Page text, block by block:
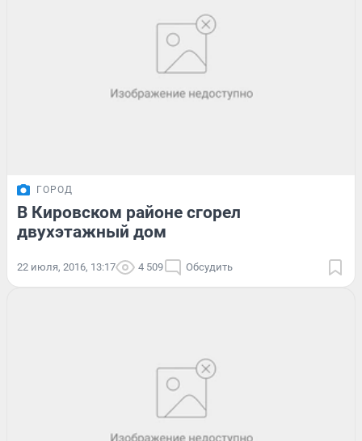
ГОРОД
В Кировском районе сгорел
двухэтажный дом
22 июля, 2016, 13:17 4 509 Обсудить